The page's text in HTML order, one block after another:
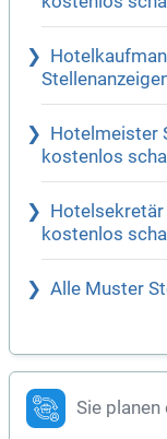
Hotelmeister
kostenlos
Hotelsekretär
kostenlos
Alle Muster
Sie